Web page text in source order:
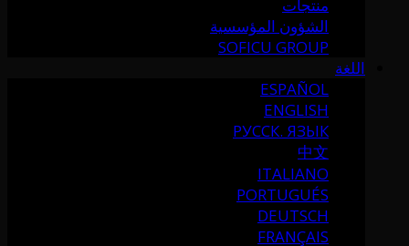
منتجات
الشؤون المؤسسية
SOFICU GROUP
اللغة
ESPAÑOL
ENGLISH
РУССК. ЯЗЫК
中文
ITALIANO
PORTUGUÉS
DEUTSCH
FRANÇAIS